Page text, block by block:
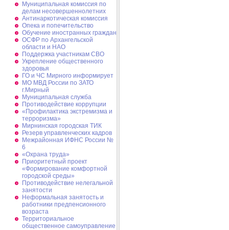
Муниципальная комиссия по
делам несовершеннолетних
Антинаркотическая комиссия
Опека и попечительство
Обучение иностранных граждан
ОСФР по Архангельской
области и НАО
Поддержка участникам СВО
Укрепление общественного
здоровья
ГО и ЧС Мирного информирует
МО МВД России по ЗАТО
г.Мирный
Муниципальная cлужба
Противодействие коррупции
«Профилактика экстремизма и
терроризма»
Мирнинская городская ТИК
Резерв управленческих кадров
Межрайонная ИФНС России №
6
«Охрана труда»
Приоритетный проект
«Формирование комфортной
городской среды»
Противодействие нелегальной
занятости
Неформальная занятость и
работники предпенсионного
возраста
Территориальное
общественное самоуправление